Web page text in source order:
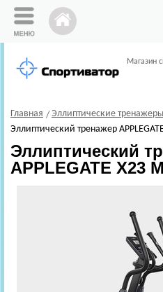
Магазин
Главная Эллиптические тренажеры
Эллиптический тренажер
Эллиптический
APPLEGATE X23 M